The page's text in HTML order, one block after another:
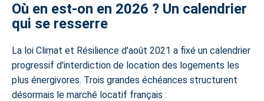
Où en est-on en 2026 ? Un calendrier
qui se resserre
La loi Climat et Résilience d'août 2021 a fixé un calendrier
progressif d'interdiction de location des logements les
plus énergivores. Trois grandes échéances structurent
désormais le marché locatif français :